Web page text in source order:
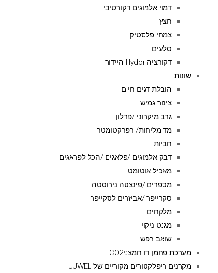
דמוי אלמוגים דקורטיבי
חצץ
צמחי פלסטיק
סלעים
דקורציה Hydor היידור
שונות
הובלת דגים חיים
צינור גמיש
גרב מיקרוני /פרלון
מד מליחות/ רפרקטומטר
חביות
דבק אלמוגים /פלאגים /הכל לפראגים
מאכיל אוטומטי
מספרים /פינצטה נירוסטה
סקרייפר /אביזרים לסקייפר
מלקחים
מגנט ניקוי
שואב רפש
מערכת פחמן דו חמצניCO2
מקרנים ריפלקטורים מקוריים של JUWEL